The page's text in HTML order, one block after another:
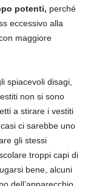
potenti, perché
eccessivo alla
maggiore
spiacevoli disagi,
non si sono
a stirare i vestiti
ci sarebbe uno
gli stessi
troppi capi di
bene, alcuni